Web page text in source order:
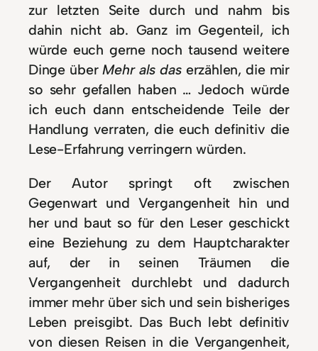
zur letzten Seite durch und nahm bis
dahin nicht ab. Ganz im Gegenteil, ich
würde euch gerne noch tausend weitere
Dinge überMehr als das erzählen, die mir
so sehr gefallen haben … Jedoch würde
ich euch dann entscheidende Teile der
Handlung verraten, die euch definitiv die
Lese-Erfahrung verringern würden.
Der Autor springt oft zwischen
Gegenwart und Vergangenheit hin und
her und baut so für den Leser geschickt
eine Beziehung zu dem Hauptcharakter
auf, der in seinen Träumen die
Vergangenheit durchlebt und dadurch
immer mehr über sich und sein bisheriges
Leben preisgibt. Das Buch lebt definitiv
von diesen Reisen in die Vergangenheit,